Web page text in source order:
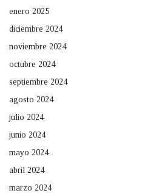
enero 2025
diciembre 2024
noviembre 2024
octubre 2024
septiembre 2024
agosto 2024
julio 2024
junio 2024
mayo 2024
abril 2024
marzo 2024